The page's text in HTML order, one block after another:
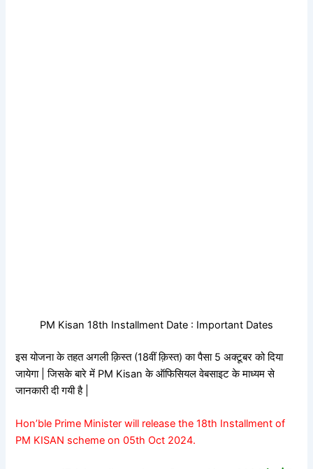
PM Kisan 18th Installment Date : Important Dates
इस योजना के तहत अगली क़िस्त (18वीं क़िस्त) का पैसा 5 अक्टूबर को दिया
जायेगा | जिसके बारे में PM Kisan के ऑफिसियल वेबसाइट के माध्यम से
जानकारी दी गयी है |
Hon’ble Prime Minister will release the 18th Installment of
PM KISAN scheme on 05th Oct 2024.